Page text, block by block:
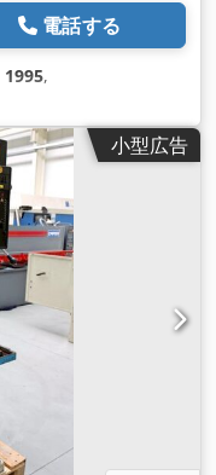
電話する
1995,
小型広告